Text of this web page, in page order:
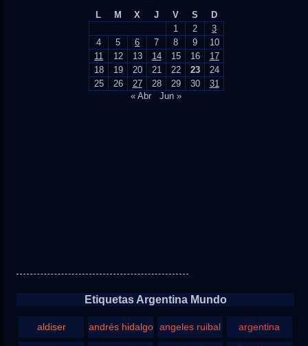
L
M X J V S
D
1
2
3
4
5 6 7 8 9
10
11
12 13 14 15 16
17
18
19 20 21 22 23
24
25
26 27 28 29 30
31
« Abr
Jun »
Etiquetas Argentina Mundo
aldiser andrés hidalgo angeles ruibal argentina